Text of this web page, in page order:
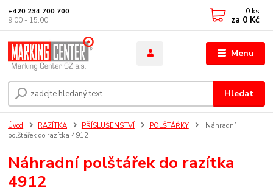
Menu
Hledat
+420 234 700 700
9:00 - 15:00
0 ks
za 0 Kč
Úvod RAZÍTKA PŘÍSLUŠENSTVÍ POLŠTÁŘKY
Náhradní
polštářek do razítka 4912
Náhradní polštářek do razítka
4912